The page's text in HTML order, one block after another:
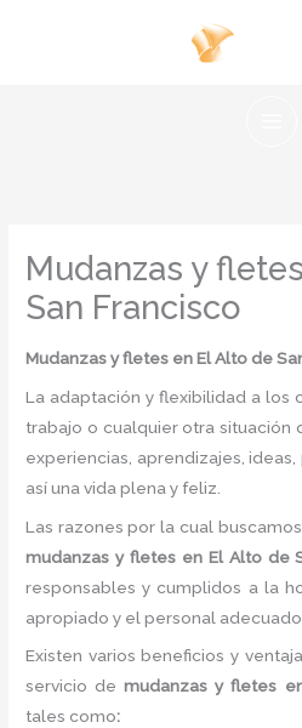
Mudanzas y
San Francisco
Mudanzas y fletes en El Alto de
La adaptación y flexibilidad a los
trabajo o cualquier otra situación
experiencias, aprendizajes,
así una vida plena y feliz.
Las razones por la cual
mudanzas y fletes en El Alto de
responsables y cumplidos a la
apropiado y el personal
Existen varios beneficios y
servicio de mudanzas y fletes
tales como: